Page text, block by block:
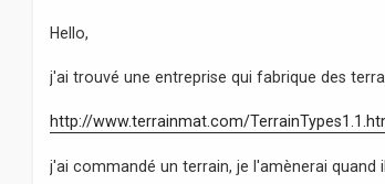
s
s
g
Hello,
j'ai trouvé une entreprise qui fabrique des
http://www.terrainmat.com/
j'ai commandé un terrain, je l'amènerai quand